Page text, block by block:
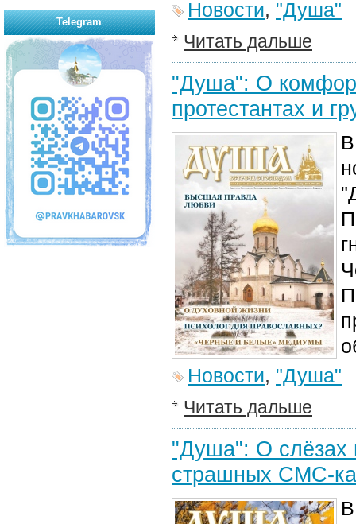
Новости, "Душа"
Читать дальше
"Душа": О
протестантах и
Новости, "Душа"
Читать дальше
"Душа": О слёзах
страшных СМС-
Telegram